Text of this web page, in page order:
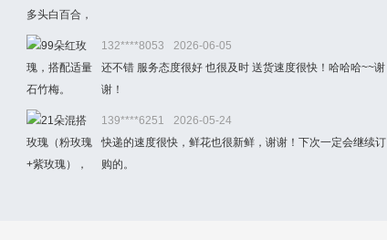
132****8053
2026-06-05
还不错 服务态度很好 也很及时 送货速度很快！哈哈哈~~谢
谢！
139****6251
2026-05-24
快递的速度很快，鲜花也很新鲜，谢谢！下次一定会继续订
购的。